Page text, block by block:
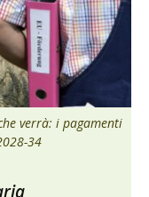
verrà: i pagamenti
34